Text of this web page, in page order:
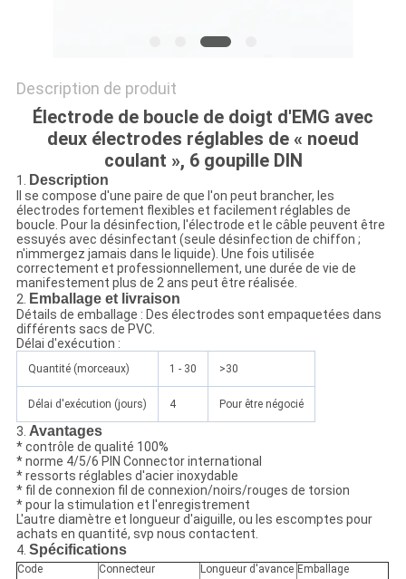
Description de produit
Électrode de boucle de doigt d'EMG avec
deux électrodes réglables de « noeud
coulant », 6 goupille DIN
1. Description
Il se compose d'une paire de que l'on peut brancher, les
électrodes fortement flexibles et facilement réglables de
boucle. Pour la désinfection, l'électrode et le câble peuvent être
essuyés avec désinfectant (seule désinfection de chiffon ;
n'immergez jamais dans le liquide). Une fois utilisée
correctement et professionnellement, une durée de vie de
manifestement plus de 2 ans peut être réalisée.
2. Emballage et livraison
Détails de emballage : Des électrodes sont empaquetées dans
différents sacs de PVC.
Délai d'exécution :
Quantité (morceaux) 1 - 30 >30
Délai d'exécution (jours) 4 Pour être négocié
3. Avantages
* contrôle de qualité 100%
* norme 4/5/6 PIN Connector international
* ressorts réglables d'acier inoxydable
* fil de connexion fil de connexion/noirs/rouges de torsion
* pour la stimulation et l'enregistrement
L'autre diamètre et longueur d'aiguille, ou les escomptes pour
achats en quantité, svp nous contactent.
4. Spécifications
Code Connecteur Longueur d'avance Emballage